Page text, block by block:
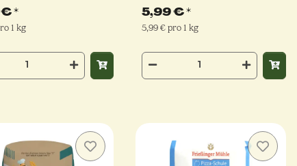
€*
1 kg
5,99 €*
5,99 € pro 1 kg